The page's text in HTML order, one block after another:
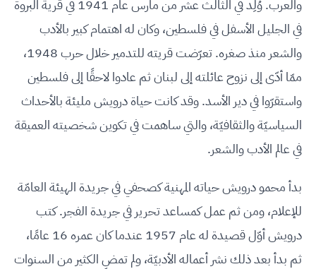
والعرب. وُلِد في الثالث عشر من مارس عام 1941 في قرية البروة
في الجليل الأسفل في فلسطين، وكان له اهتمام كبير بالأدب
والشعر منذ صغره. تعرّضت قريته للتدمير خلال حرب 1948،
ممّا أدّى إلى نزوح عائلته إلى لبنان ثم عادوا لاحقًا إلى فلسطين
واستقرّوا في دير الأسد. وقد كانت حياة درويش مليئة بالأحداث
السياسيّة والثقافيّة، والتي ساهمت في تكوين شخصيته العميقة
في عالم الأدب والشعر.
بدأ محمو درويش حياته المهنية كصحفي في جريدة الهيئة العامّة
للإعلام، ومن ثم عمل كمساعد تحرير في جريدة الفجر. كتب
درويش أوّل قصيدة له عام 1957 عندما كان عمره 16 عامًا،
ثم بدأ بعد ذلك نشر أعماله الأدبيّة، ولم تمضِ الكثير من السنوات